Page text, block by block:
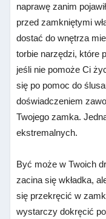
naprawę zanim
przed zamkniętymi
dostać do wnętrza
torbie narzędzi, które
jeśli nie pomoże Ci
się po pomoc do
doświadczeniem
Twojego zamka.
ekstremalnych.
Być może w Twoich
zacina się wkładka,
się przekręcić w
wystarczy dokręcić